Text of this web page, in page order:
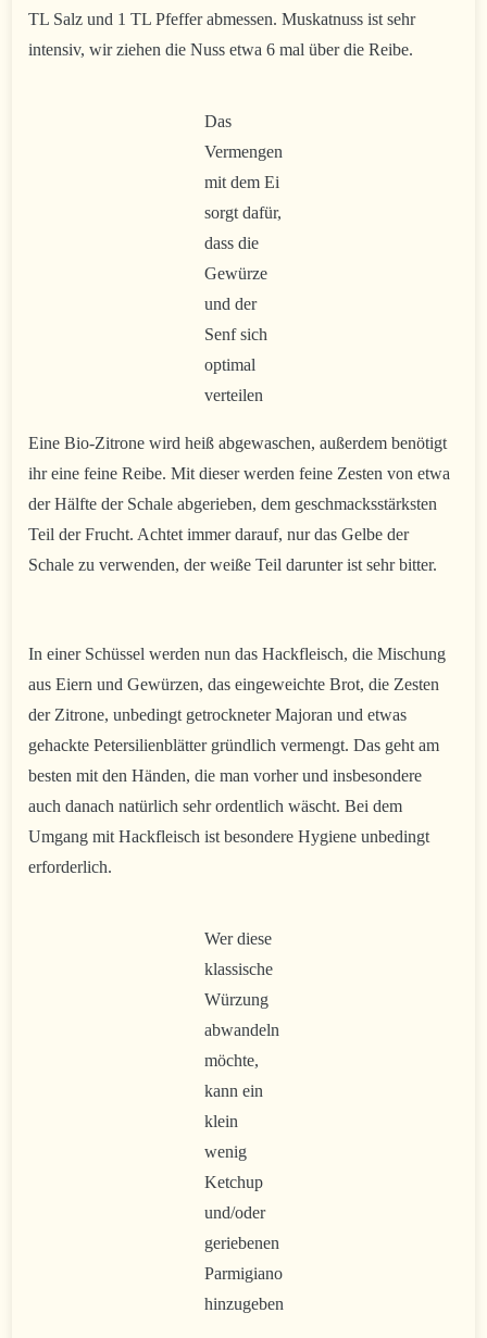
TL Salz und 1 TL Pfeffer abmessen. Muskatnuss ist sehr
intensiv, wir ziehen die Nuss etwa 6 mal über die Reibe.
Das
Vermengen
mit dem Ei
sorgt dafür,
dass die
Gewürze
und der
Senf sich
optimal
verteilen
Eine Bio-Zitrone wird heiß abgewaschen, außerdem benötigt
ihr eine feine Reibe. Mit dieser werden feine Zesten von etwa
der Hälfte der Schale abgerieben, dem geschmacksstärksten
Teil der Frucht. Achtet immer darauf, nur das Gelbe der
Schale zu verwenden, der weiße Teil darunter ist sehr bitter.
In einer Schüssel werden nun das Hackfleisch, die Mischung
aus Eiern und Gewürzen, das eingeweichte Brot, die Zesten
der Zitrone, unbedingt getrockneter Majoran und etwas
gehackte Petersilienblätter gründlich vermengt. Das geht am
besten mit den Händen, die man vorher und insbesondere
auch danach natürlich sehr ordentlich wäscht. Bei dem
Umgang mit Hackfleisch ist besondere Hygiene unbedingt
erforderlich.
Wer diese
klassische
Würzung
abwandeln
möchte,
kann ein
klein
wenig
Ketchup
und/oder
geriebenen
Parmigiano
hinzugeben